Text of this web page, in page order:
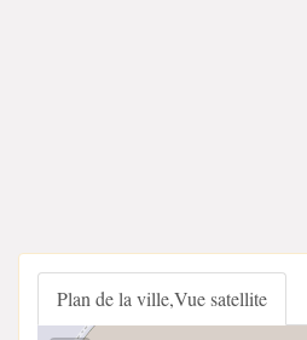
Plan de la ville,Vue satellite